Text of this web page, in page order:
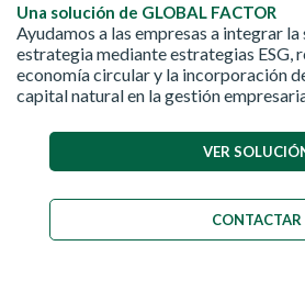
Una solución de GLOBAL FACTOR
Ayudamos a las empresas a integrar
estrategia mediante estrategias ESG,
economía circular y la incorporación
capital natural en la gestión
VER
CONTACTAR